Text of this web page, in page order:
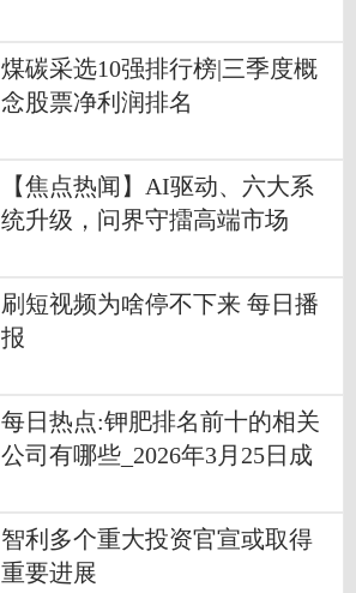
煤碳采选10强排行榜|三季度概
念股票净利润排名
【焦点热闻】AI驱动、六大系
统升级，问界守擂高端市场
刷短视频为啥停不下来 每日播
报
每日热点:钾肥排名前十的相关
公司有哪些_2026年3月25日成
智利多个重大投资官宣或取得
重要进展